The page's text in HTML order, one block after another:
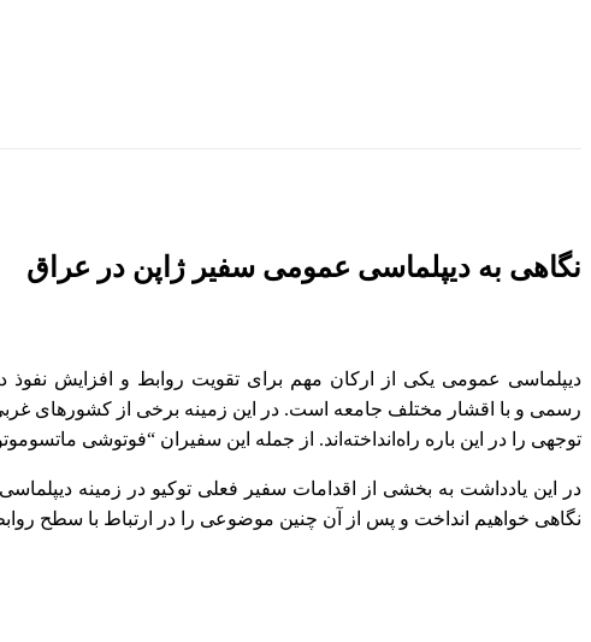
نگاهی به دیپلماسی عمومی سفیر ژاپن در عراق
دیپلماسی عمومی یکی از ارکان مهم برای تقویت روابط و افزایش نفوذ
رسمی و با اقشار مختلف جامعه است. در این زمینه برخی از کشورهای
توجهی را در این باره راه‌انداخته‌اند. از جمله این سفیران “فوتوشی
در این یادداشت به بخشی از اقدامات سفیر فعلی توکیو در زمینه
نگاهی خواهیم انداخت و پس از آن چنین موضوعی را در ارتباط با سطح